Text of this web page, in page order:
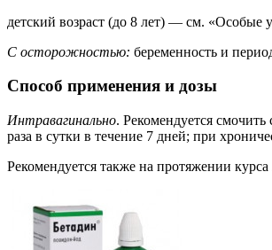
детский возраст (до 8 лет) — см. «Особые
С осторожностью: беременность и
Способ применения и дозы
Интравагинально. Рекомендуется
раза в сутки в течение 7 дней; при
Рекомендуется также на протяжении